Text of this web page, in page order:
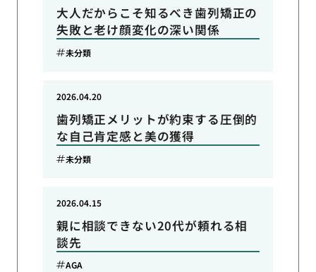
大人だからこそ知るべき歯列矯正の
失敗と老け顔変化の深い関係
未分類
歯列矯正メリットが約束する圧倒的
な自己肯定感と美の獲得
2026.04.20
未分類
親に相談できない20代が頼れる相
談先
2026.04.15
AGA